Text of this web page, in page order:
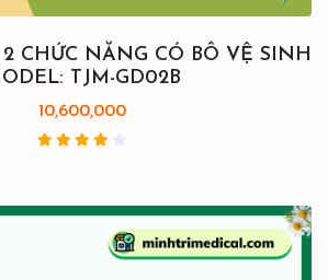
CHỨC NĂNG CÓ BÔ VỆ SINH
TJM-GD02B
10,600,000